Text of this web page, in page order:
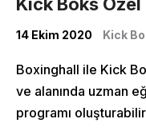
14 Ekim 2020 Kick
Boxinghall ile Kick
ve alanında uzman
programı